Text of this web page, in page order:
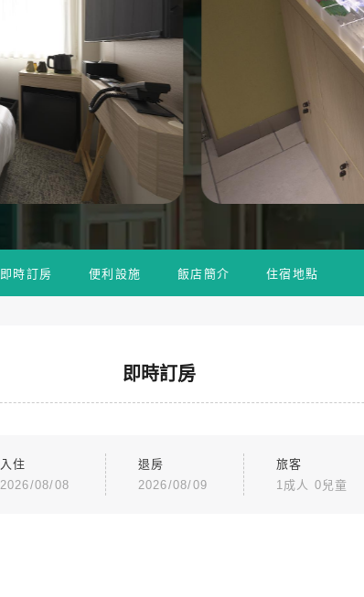
即時訂房 便利設施 飯店簡介 住宿地點
即時訂房
入住
2026/08/08
退房
2026/08/09
旅客
1成人 0兒童